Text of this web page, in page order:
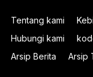
Tentang kami
Hubungi kami
Arsip Berita
Arsip